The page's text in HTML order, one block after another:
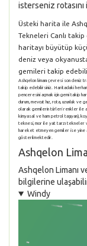
isterseniz
Üsteki harita ile
Tekneleri Canlı
haritayı büyütüp
deniz veya
gemileri takip
Ashqelon limanı çevresi son deniz
takip edebilirsiniz. Haritadaki
penceresini açmak için gemi takip
durum, mevcut hız, rota, uzunluk ve
olarak gemilerin türleri renkler ile
kimyasal ve ham petrol taşıyan),
teknesi, mor ile yat tarzı tekneler
hareket etmeyen gemiler ise yine
gösterilmektedir.
Ashqelon
Ashqelon Limanı
bilgilerine
Windy